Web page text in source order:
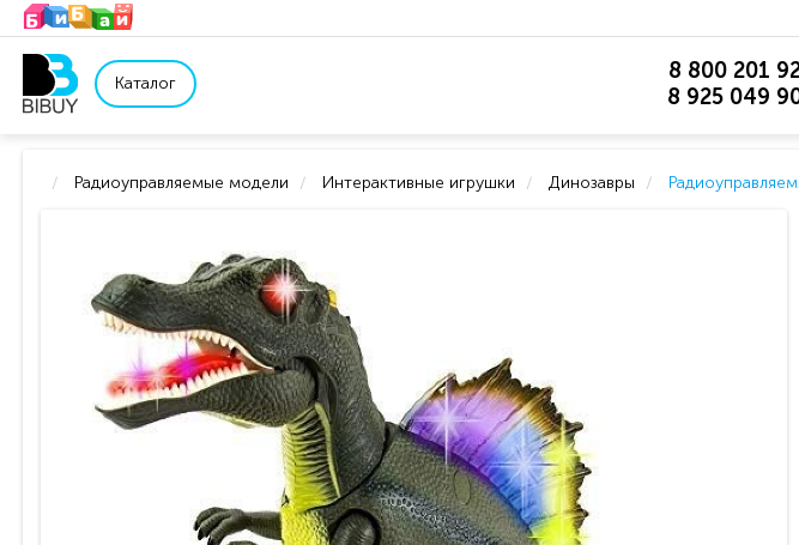
Каталог
8 800 201
8 925 049
Радиоуправляемые модели Интерактивные игрушки Динозавры